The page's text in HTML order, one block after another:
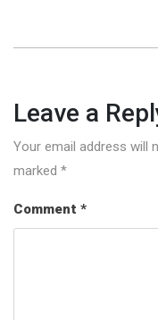
Leave a
Your email address will
marked *
Comment *